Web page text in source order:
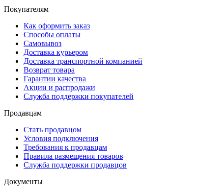
Покупателям
Как оформить заказ
Способы оплаты
Самовывоз
Доставка курьером
Доставка транспортной компанией
Возврат товара
Гарантии качества
Акции и распродажи
Служба поддержки покупателей
Продавцам
Стать продавцом
Условия подключения
Требования к продавцам
Правила размещения товаров
Служба поддержки продавцов
Документы